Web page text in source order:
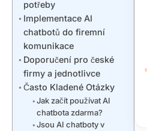
potřeby
Implementace AI
chatbotů do firemní
komunikace
Doporučení pro české
firmy a jednotlivce
Často Kladené Otázky
Jak začít používat AI
chatbota zdarma?
Jsou AI chatboty v